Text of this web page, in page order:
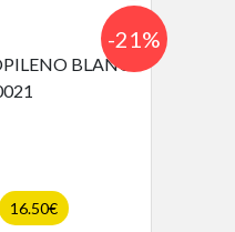
16.50€
-21%